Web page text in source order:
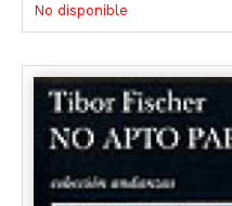
No disponible